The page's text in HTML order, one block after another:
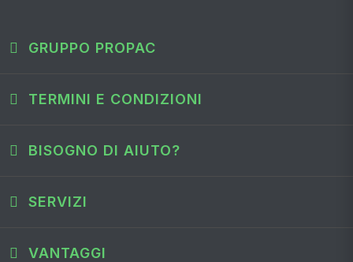
GRUPPO PROPAC
TERMINI E CONDIZIONI
BISOGNO DI AIUTO?
SERVIZI
VANTAGGI